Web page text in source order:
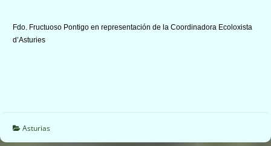
Fdo. Fructuoso Pontigo en representación de la Coordinadora Ecoloxista
d’Asturies
Asturias